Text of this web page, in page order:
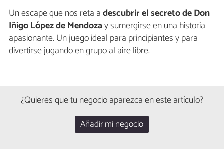
Un escape que nos reta adescubrir el secreto de Don
Iñigo López de Mendozay sumergirse en una historia
apasionante. Un juego ideal para principiantes y para
divertirse jugando en grupo al aire libre.
¿Quieres que tu negocio aparezca en este artículo?
Añadir mi negocio